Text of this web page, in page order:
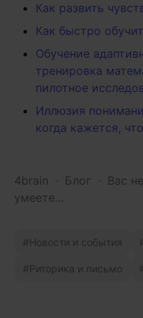
Как развить
Как быстро
Обучение
тренировка
пилотное
Иллюзия
когда кажется,
4brain Блог
Вас
умеете…
Новости и события
Риторика и письмо